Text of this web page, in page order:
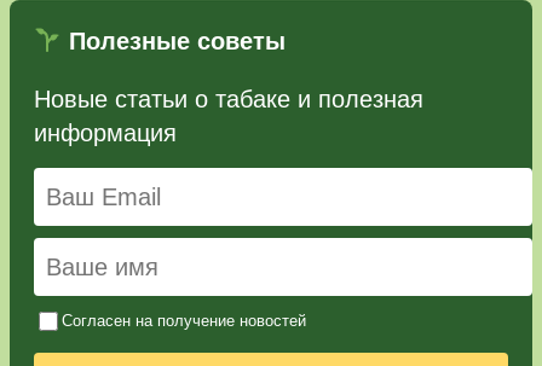
Полезные советы
Новые статьи о табаке и полезная
информация
Согласен на получение новостей